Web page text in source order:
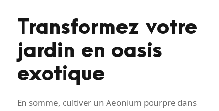
Transformez votre
jardin en oasis
exotique
En somme, cultiver un Aeonium pourpre dans